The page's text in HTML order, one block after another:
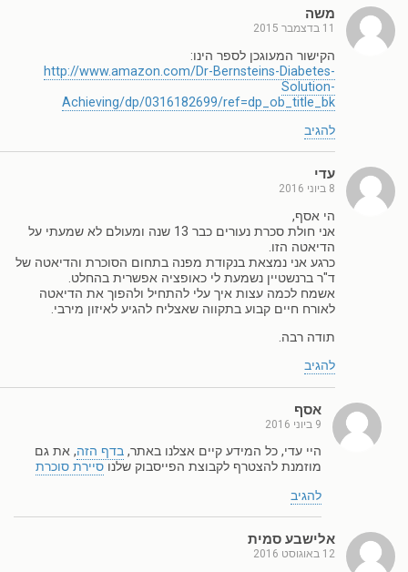
משה
11 בדצמבר 2015
הקישור המעוגכן לספר הינו:
http://www.amazon.com/Dr-Bernsteins-Diabetes-
Solution-
Achieving/dp/0316182699/ref=dp_ob_title_bk
להגיב
עדי
8 ביוני 2016
הי אסף,
אני חולת סכרת נעורים כבר 13 שנה ומעולם לא שמעתי על
הדיאטה הזו.
כרגע אני נמצאת בנקודת מפנה בתחום הסוכרת והדיאטה של
ד"ר ברנשטיין נשמעת לי כאופציה אפשרית בהחלט.
אשמח לכמה עצות איך עלי להתחיל ולהפוך את הדיאטה
לאורח חיים קבוע בתקווה שאצליח להגיע לאיזון מירבי.
תודה רבה.
להגיב
אסף
9 ביוני 2016
היי עדי, כל המידע קיים אצלנו באתר, בדף הזה, את גם
מוזמנת להצטרף לקבוצת הפייסבוק שלנו סיירת סוכרת
להגיב
אלישבע סמית
12 באוגוסט 2016